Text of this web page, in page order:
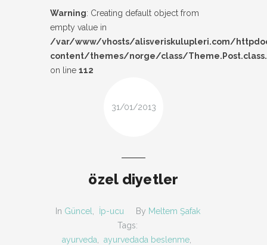
Warning: Creating default object from
empty value in
/var/www/vhosts/alisveriskulupleri.com/
content/themes/norge/class/
on line 112
31/01/2013
özel diyetler
In Güncel İp-ucu By Meltem Şafak
Tags:
ayurveda
ayurvedada beslenme,